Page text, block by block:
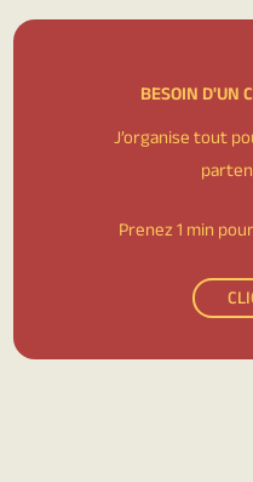
BESOIN D'UN
J’organise tout
Prenez 1 min